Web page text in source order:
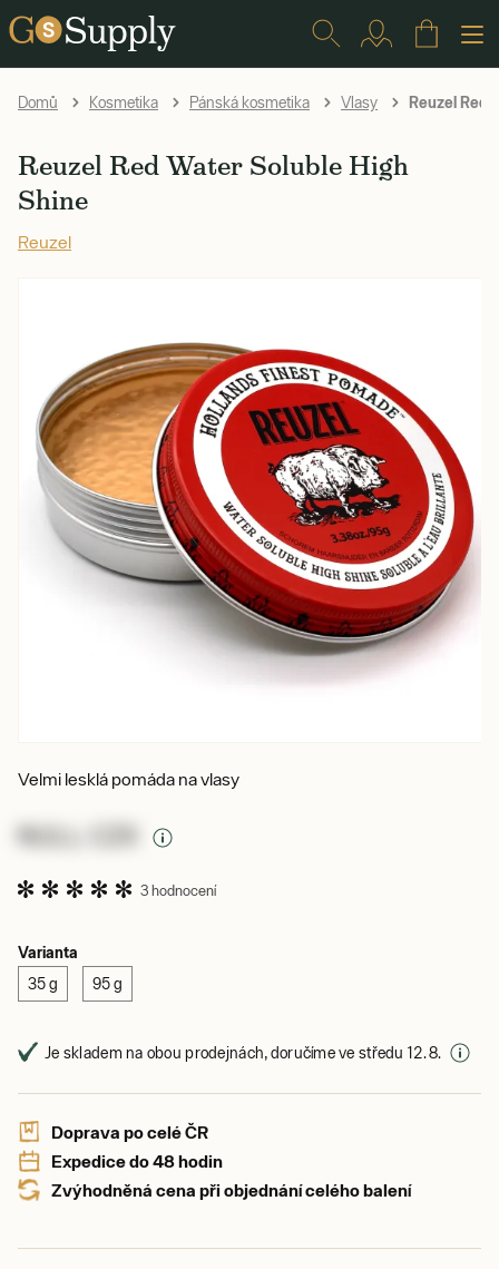
Domů Kosmetika Pánská kosmetika Vlasy Reuzel Red
Reuzel Red Water Soluble High
Shine
Reuzel
Velmi lesklá pomáda na vlasy
NULL CZK
3 hodnocení
Varianta
35 g 95 g
Je skladem na obou prodejnách, doručíme ve středu 12. 8.
Doprava po celé ČR
Expedice do 48 hodin
Zvýhodněná cena při objednání celého balení